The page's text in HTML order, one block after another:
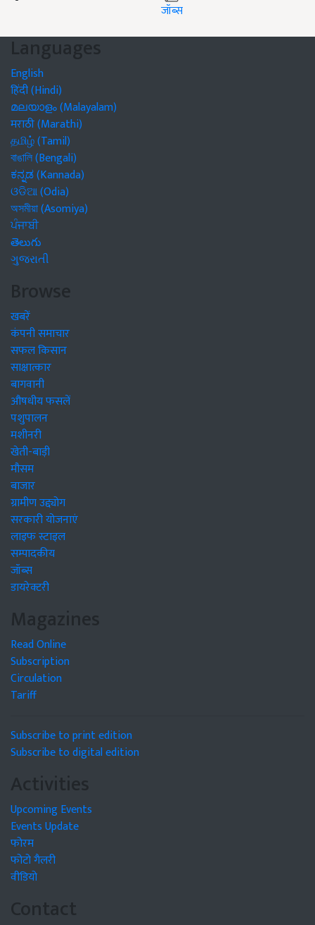
जॉब्स
Languages
English
हिंदी (Hindi)
മലയാളം (Malayalam)
मराठी (Marathi)
தமிழ் (Tamil)
বাঙালি (Bengali)
ಕನ್ನಡ (Kannada)
ଓଡିଆ (Odia)
অসমীয়া (Asomiya)
ਪੰਜਾਬੀ
తెలుగు
ગુજરાતી
Browse
खबरें
कंपनी समाचार
सफल किसान
साक्षात्कार
बागवानी
औषधीय फसलें
पशुपालन
मशीनरी
खेती-बाड़ी
मौसम
बाजार
ग्रामीण उद्द्योग
सरकारी योजनाएं
लाइफ स्टाइल
सम्पादकीय
जॉब्स
डायरेक्टरी
Magazines
Read Online
Subscription
Circulation
Tariff
Subscribe to print edition
Subscribe to digital edition
Activities
Upcoming Events
Events Update
फोरम
फोटो गैलरी
वीडियो
Contact